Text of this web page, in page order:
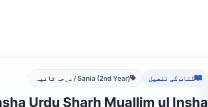
کتاب کی تفصیل Sania (2nd Year) / درجہ ثانیہ